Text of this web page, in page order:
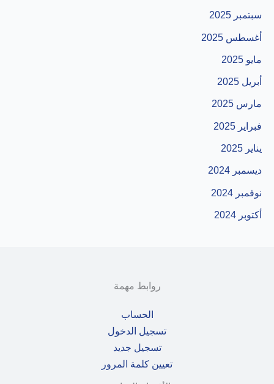
سبتمبر 2025
أغسطس 2025
مايو 2025
أبريل 2025
مارس 2025
فبراير 2025
يناير 2025
ديسمبر 2024
نوفمبر 2024
أكتوبر 2024
روابط مهمة
الحساب
تسجيل الدخول
تسجيل جديد
تعيين كلمة المرور